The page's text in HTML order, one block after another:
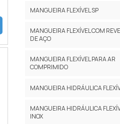
MANGUEIRA FLEXÍVEL SP
MANGUEIRA FLEXÍVEL COM
DE AÇO
MANGUEIRA FLEXÍVEL PARA AR
COMPRIMIDO
MANGUEIRA HIDRÁULICA
MANGUEIRA HIDRÁULICA
INOX